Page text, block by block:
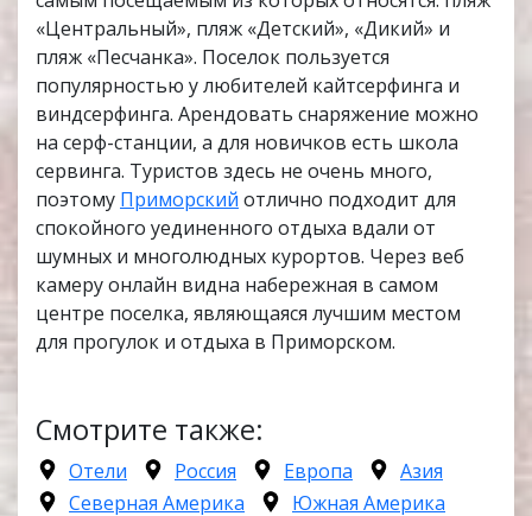
«Центральный», пляж «Детский», «Дикий» и
пляж «Песчанка». Поселок пользуется
популярностью у любителей кайтсерфинга и
виндсерфинга. Арендовать снаряжение можно
на серф-станции, а для новичков есть школа
сервинга. Туристов здесь не очень много,
поэтому Приморский отлично подходит для
спокойного уединенного отдыха вдали от
шумных и многолюдных курортов. Через веб
камеру онлайн видна набережная в самом
центре поселка, являющаяся лучшим местом
для прогулок и отдыха в Приморском.
Смотрите также:
Отели Россия Европа
Азия
Северная Америка
Южная Америка